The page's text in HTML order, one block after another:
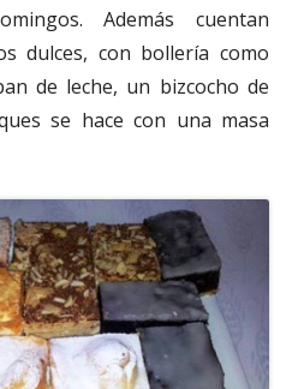
Además cuentan
dulces, con bollería como
de leche, un bizcocho de
se hace con una masa